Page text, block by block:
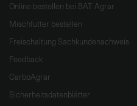
Online bestellen bei BAT Agrar
Mischfutter bestellen
Freischaltung Sachkundenachweis
Feedback
CarboAgrar
Sicherheitsdatenblätter